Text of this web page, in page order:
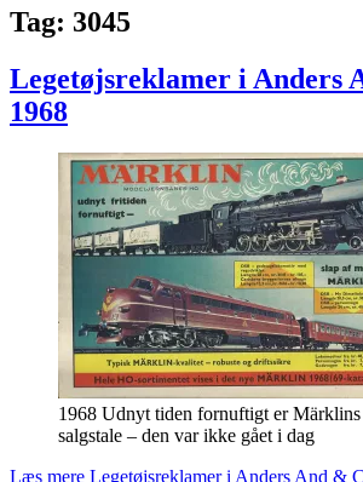
Tag: 3045
Legetøjsreklamer i Anders
1968
1968 Udnyt tiden fornuftigt er Märklins
salgstale – den var ikke gået i dag
Læs mere Legetøjsreklamer i Anders And &